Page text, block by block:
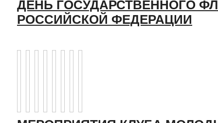
ДЕНЬ ГОСУДАРСТВЕННОГО
РОССИЙСКОЙ ФЕДЕРАЦИИ